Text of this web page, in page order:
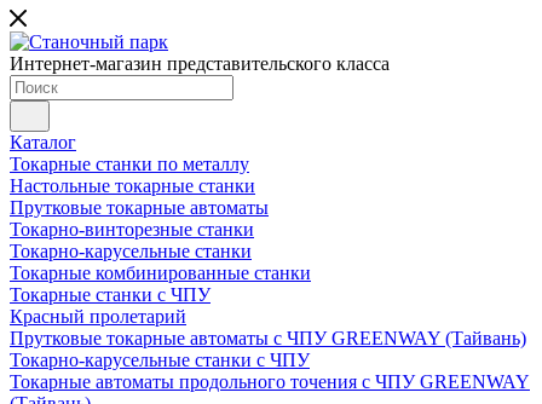
Интернет-магазин представительского класса
Каталог
Токарные станки по металлу
Настольные токарные станки
Прутковые токарные автоматы
Токарно-винторезные станки
Токарно-карусельные станки
Токарные комбинированные станки
Токарные станки с ЧПУ
Красный пролетарий
Прутковые токарные автоматы с ЧПУ GREENWAY (Тайвань)
Токарно-карусельные станки с ЧПУ
Токарные автоматы продольного точения с ЧПУ GREENWAY